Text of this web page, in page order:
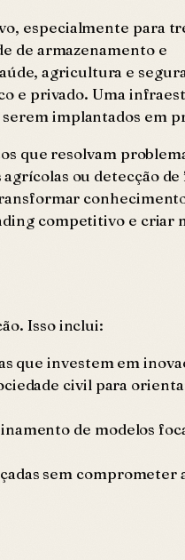
especialmente para
de armazenamento e
agricultura e
e privado. Uma
implantados em
que resolvam
ou detecção
competitivo e criar
Isso inclui:
que investem em
civil para
de modelos
sem comprometer